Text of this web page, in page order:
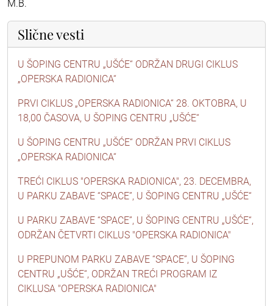
M.B.
Slične vesti
U ŠOPING CENTRU „UŠĆE“ ODRŽAN DRUGI CIKLUS
„OPERSKA RADIONICA“
PRVI CIKLUS „OPERSKA RADIONICA“ 28. OKTOBRA, U
18,00 ČASOVA, U ŠOPING CENTRU „UŠĆE“
U ŠOPING CENTRU „UŠĆE“ ODRŽAN PRVI CIKLUS
„OPERSKA RADIONICA“
TREĆI CIKLUS "OPERSKA RADIONICA", 23. DECEMBRA,
U PARKU ZABAVE “SPACE”, U ŠOPING CENTRU „UŠĆE“
U PARKU ZABAVE “SPACE”, U ŠOPING CENTRU „UŠĆE“,
ODRŽAN ČETVRTI CIKLUS "OPERSKA RADIONICA"
U PREPUNOM PARKU ZABAVE “SPACE”, U ŠOPING
CENTRU „UŠĆE“, ODRŽAN TREĆI PROGRAM IZ
CIKLUSA "OPERSKA RADIONICA"